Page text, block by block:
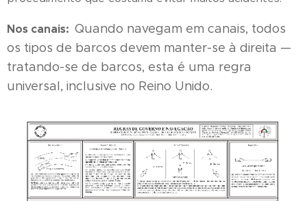
Nos canais: Quando navegam em canais, todos
os tipos de barcos devem manter-se à direita —
tratando-se de barcos, esta é uma regra
universal, inclusive no Reino Unido.